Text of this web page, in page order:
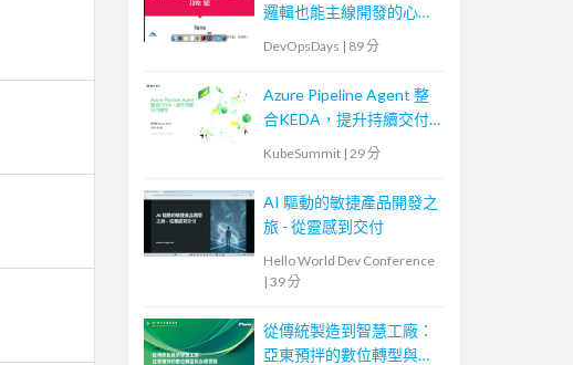
邏輯也能主線開發的心法
與實戰 - Java 篇
DevOpsDays | 89 分
Azure Pipeline Agent 整
合KEDA，提升持續交付
KubeSummit | 29 分
AI 驅動的敏捷產品開發之
旅 - 從靈感到交付
Hello World Dev Conference
| 39 分
從傳統製造到智慧工廠：
亞東預拌的數位轉型與永